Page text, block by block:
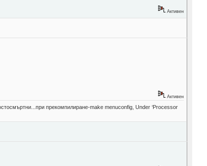
Активен
Активен
прекомпилиране-make menuconfig, Under ‘Processor